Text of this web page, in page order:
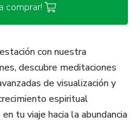
comprar!
con nuestra
descubre meditaciones
de visualización y
espiritual
tu viaje hacia la abundancia